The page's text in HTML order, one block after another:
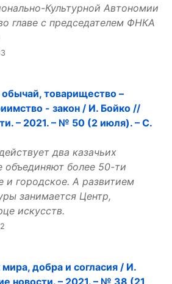
Культурной Автономии
главе с председателем ФНКА
товарищество –
- закон / И. Бойко //
– 2021. – № 50 (2 июля). – С.
два казачьих
объединяют более 50-ти
и городское. А развитием
занимается Центр,
искусств.
добра и согласия / И.
новости. – 2021. – № 38 (21